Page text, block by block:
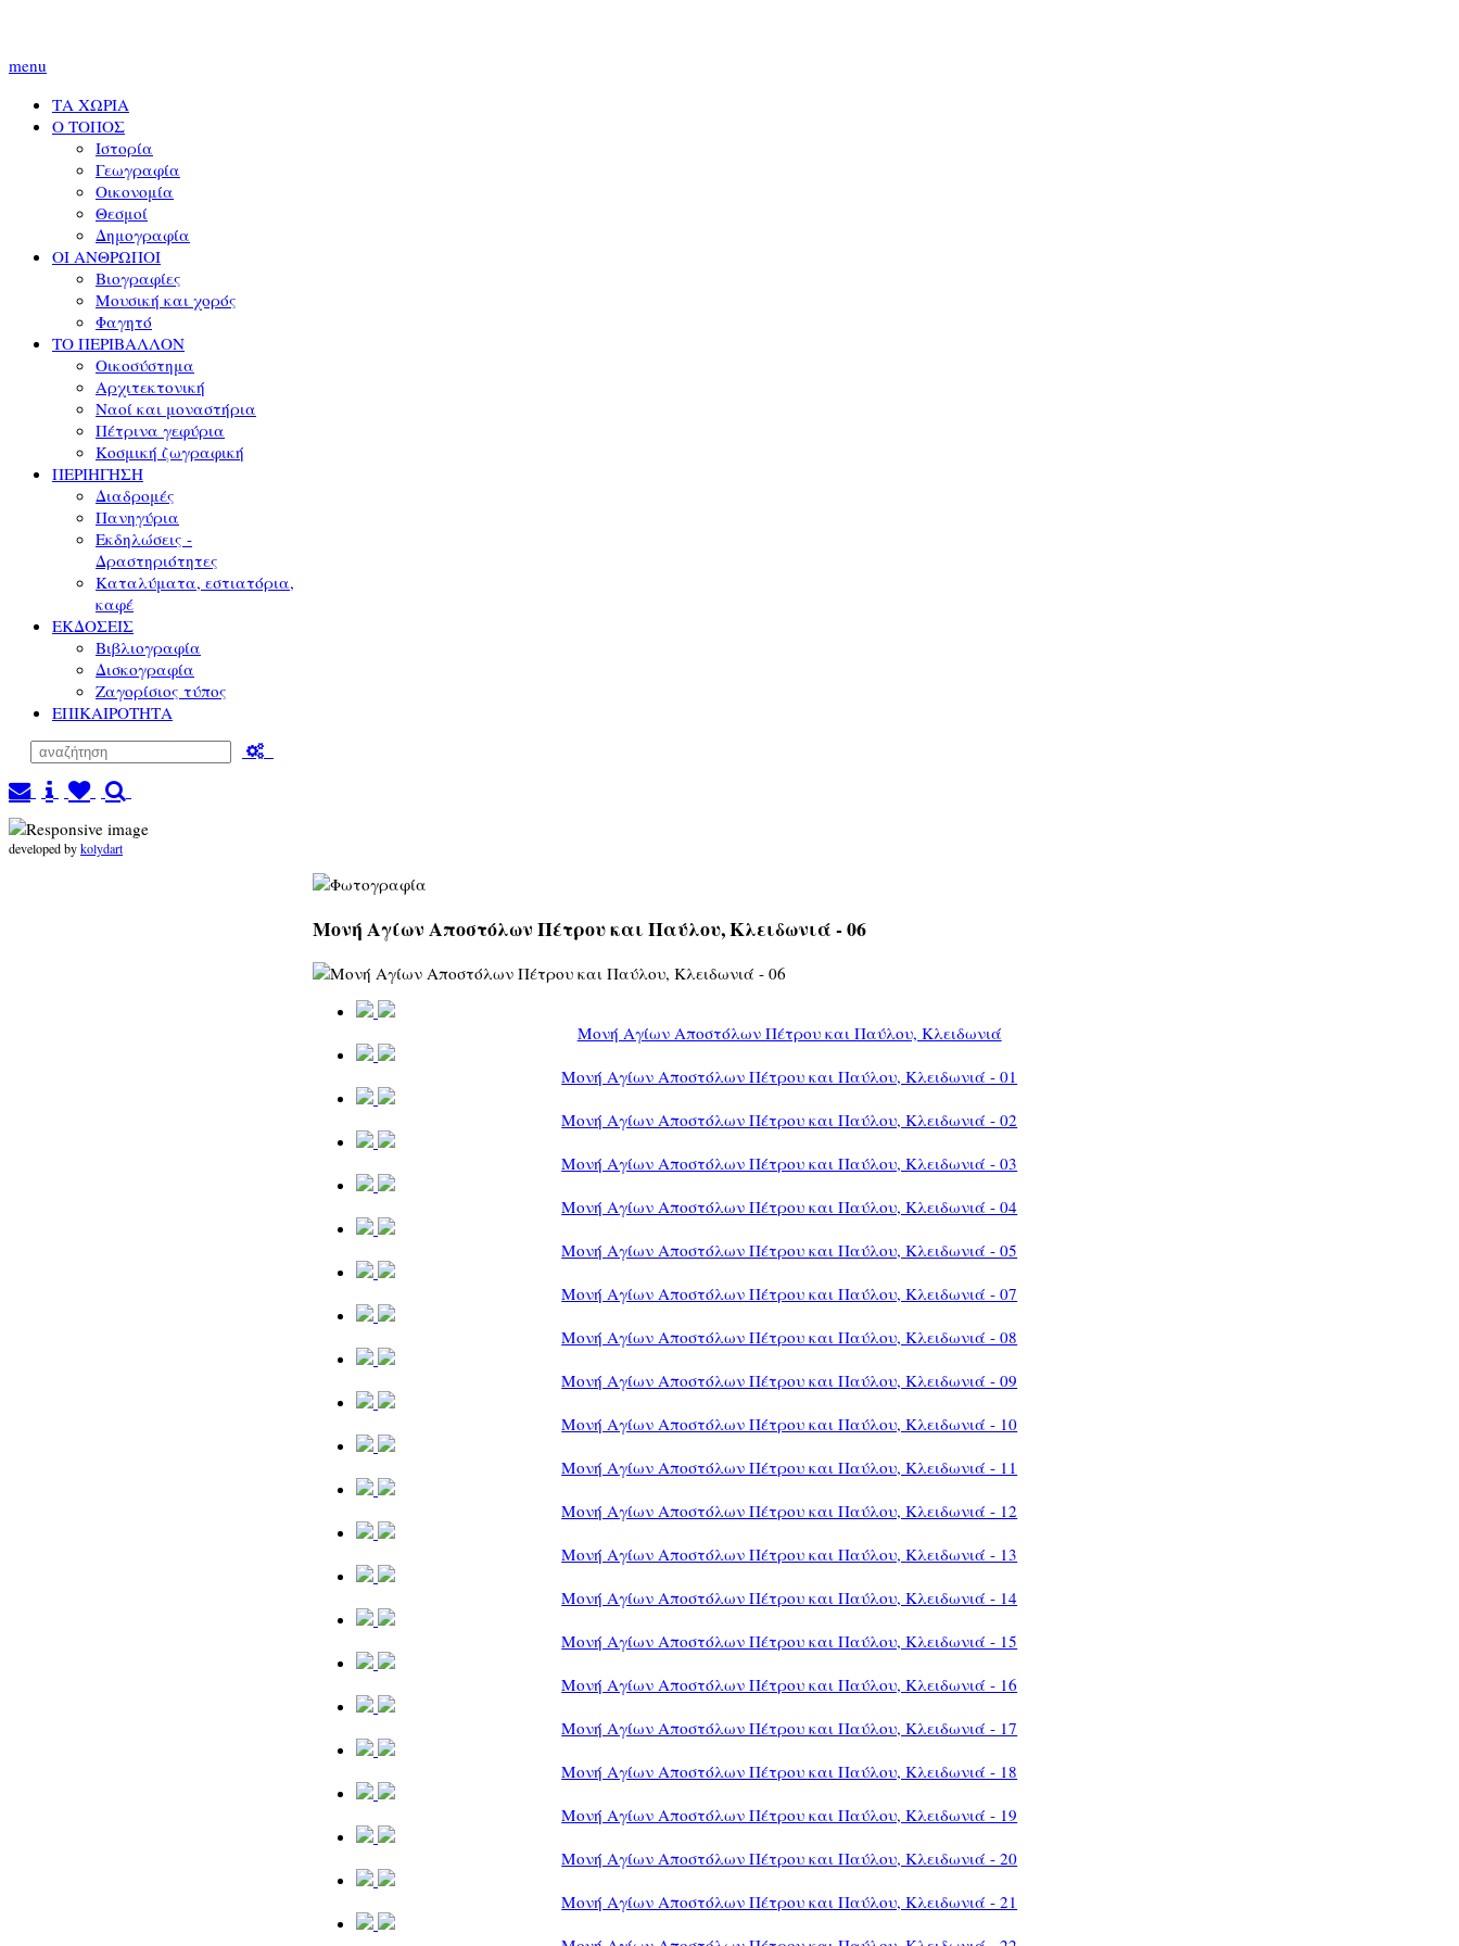
menu
ΤΑ ΧΩΡΙΑ
Ο ΤΟΠΟΣ
Ιστορία
Γεωγραφία
Οικονομία
Θεσμοί
Δημογραφία
ΟΙ ΑΝΘΡΩΠΟΙ
Βιογραφίες
Μουσική και χορός
Φαγητό
ΤΟ ΠΕΡΙΒΑΛΛΟΝ
Οικοσύστημα
Αρχιτεκτονική
Ναοί και μοναστήρια
Πέτρινα γεφύρια
Κοσμική ζωγραφική
ΠΕΡΙΗΓΗΣΗ
Διαδρομές
Πανηγύρια
Εκδηλώσεις -
Δραστηριότητες
Καταλύματα, εστιατόρια,
καφέ
ΕΚΔΟΣΕΙΣ
Βιβλιογραφία
Δισκογραφία
Ζαγορίσιος τύπος
ΕΠΙΚΑΙΡΟΤΗΤΑ
developed bykolydart
Μονή Αγίων Αποστόλων Πέτρου και Παύλου, Κλειδωνιά - 06
Μονή Αγίων Αποστόλων Πέτρου και Παύλου, Κλειδωνιά
Μονή Αγίων Αποστόλων Πέτρου και Παύλου, Κλειδωνιά - 01
Μονή Αγίων Αποστόλων Πέτρου και Παύλου, Κλειδωνιά - 02
Μονή Αγίων Αποστόλων Πέτρου και Παύλου, Κλειδωνιά - 03
Μονή Αγίων Αποστόλων Πέτρου και Παύλου, Κλειδωνιά - 04
Μονή Αγίων Αποστόλων Πέτρου και Παύλου, Κλειδωνιά - 05
Μονή Αγίων Αποστόλων Πέτρου και Παύλου, Κλειδωνιά - 07
Μονή Αγίων Αποστόλων Πέτρου και Παύλου, Κλειδωνιά - 08
Μονή Αγίων Αποστόλων Πέτρου και Παύλου, Κλειδωνιά - 09
Μονή Αγίων Αποστόλων Πέτρου και Παύλου, Κλειδωνιά - 10
Μονή Αγίων Αποστόλων Πέτρου και Παύλου, Κλειδωνιά - 11
Μονή Αγίων Αποστόλων Πέτρου και Παύλου, Κλειδωνιά - 12
Μονή Αγίων Αποστόλων Πέτρου και Παύλου, Κλειδωνιά - 13
Μονή Αγίων Αποστόλων Πέτρου και Παύλου, Κλειδωνιά - 14
Μονή Αγίων Αποστόλων Πέτρου και Παύλου, Κλειδωνιά - 15
Μονή Αγίων Αποστόλων Πέτρου και Παύλου, Κλειδωνιά - 16
Μονή Αγίων Αποστόλων Πέτρου και Παύλου, Κλειδωνιά - 17
Μονή Αγίων Αποστόλων Πέτρου και Παύλου, Κλειδωνιά - 18
Μονή Αγίων Αποστόλων Πέτρου και Παύλου, Κλειδωνιά - 19
Μονή Αγίων Αποστόλων Πέτρου και Παύλου, Κλειδωνιά - 20
Μονή Αγίων Αποστόλων Πέτρου και Παύλου, Κλειδωνιά - 21